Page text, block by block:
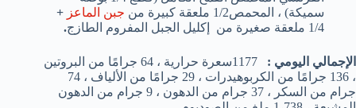
سميكة) ، المحمص1/2 ملعقة كبيرة من
جبن الماعز +
1/4 ملعقة صغيرة من إكليل الجبل المفروم الطازج
.
الإجمالي اليومي :
1177سعرة حرارية ، 64 جرامًا من البروتين
، 136 جرامًا من الكربوهيدرات ، 29 جرامًا من الألياف ، 74
جرام من السكر ، 37 جرام من الدهون ، 9 جرام من الدهون